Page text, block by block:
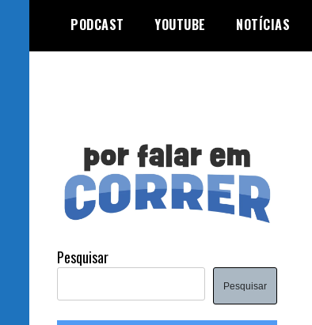
content
PODCAST YOUTUBE NOTÍCIAS
Pesquisar
Pesquisar